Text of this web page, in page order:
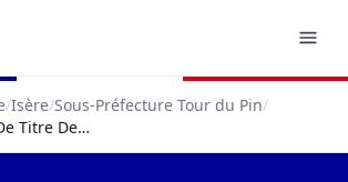
/Isère/Sous-Préfecture Tour du Pin/
Renouvellement De Titre De Séjour